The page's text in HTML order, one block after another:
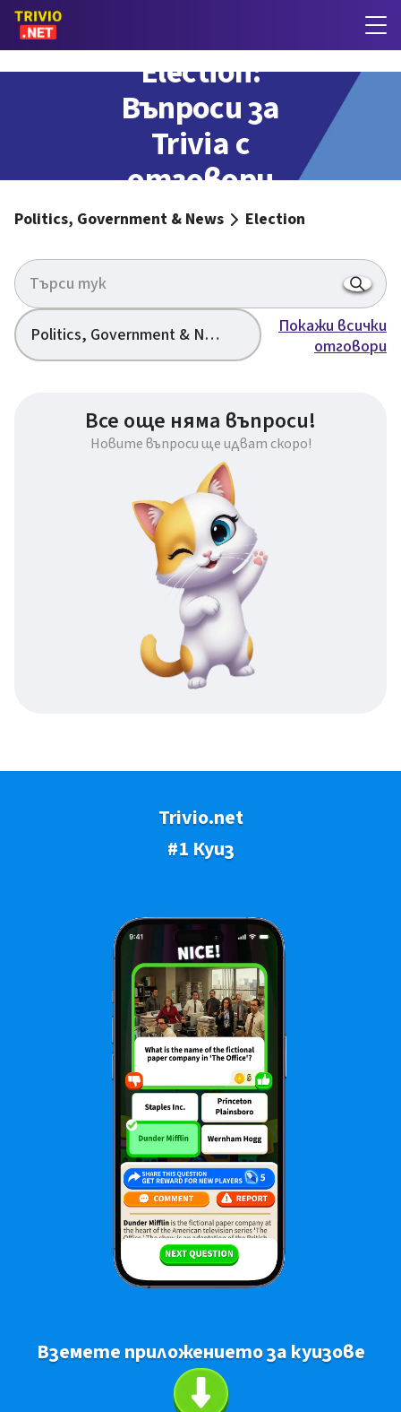
Election:
Въпроси за
Trivia с
отговори
Politics, Government & News Election
Politics, Government & News
Покажи всички
отговори
Все още няма въпроси!
Новите въпроси ще идват скоро!
Trivio.net
#1 Куиз
Вземете приложението за куизове